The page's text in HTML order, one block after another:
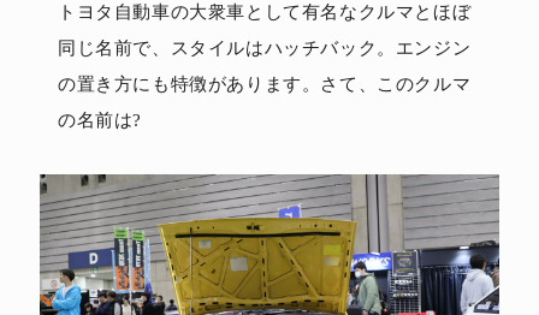
トヨタ自動車の大衆車として有名なクルマとほぼ
同じ名前で、スタイルはハッチバック。エンジン
の置き方にも特徴があります。さて、このクルマ
の名前は?